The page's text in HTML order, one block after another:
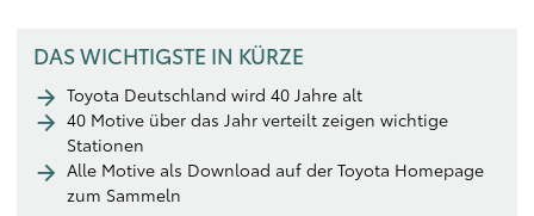
DAS WICHTIGSTE IN KÜRZE
Toyota Deutschland wird 40 Jahre alt
40 Motive über das Jahr verteilt zeigen wichtige
Stationen
Alle Motive als Download auf der Toyota Homepage
zum Sammeln